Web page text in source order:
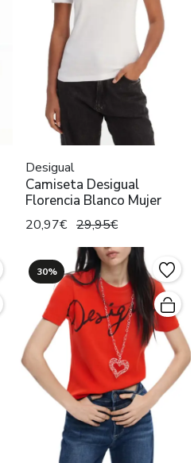
Desigual
Camiseta Desigual
Florencia Blanco Mujer
20,97€ 29,95€
30%